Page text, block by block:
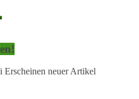
Erscheinen neuer Artikel